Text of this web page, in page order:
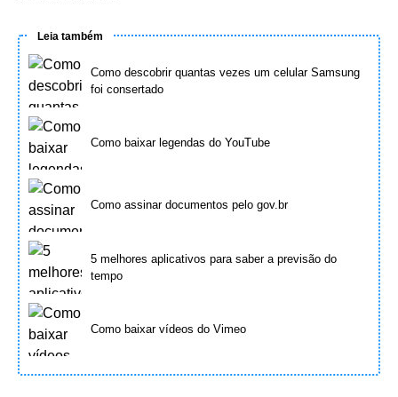
Leia também
Como descobrir quantas vezes um celular Samsung
foi consertado
Como baixar legendas do YouTube
Como assinar documentos pelo gov.br
5 melhores aplicativos para saber a previsão do
tempo
Como baixar vídeos do Vimeo